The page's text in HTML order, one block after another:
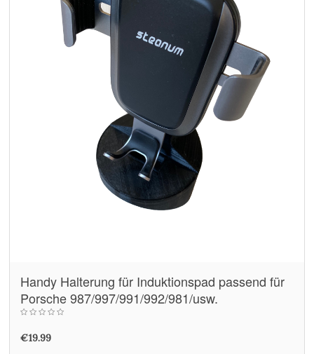
Handy Halterung für Induktionspad passend für
Porsche 987/997/991/992/981/usw.
€19.99